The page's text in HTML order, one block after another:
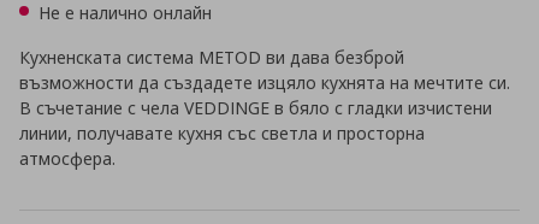
Не е налично онлайн
Кухненската система METOD ви дава безброй
възможности да създадете изцяло кухнята на мечтите си.
В съчетание с чела VEDDINGE в бяло с гладки изчистени
линии, получавате кухня със светла и просторна
атмосфера.